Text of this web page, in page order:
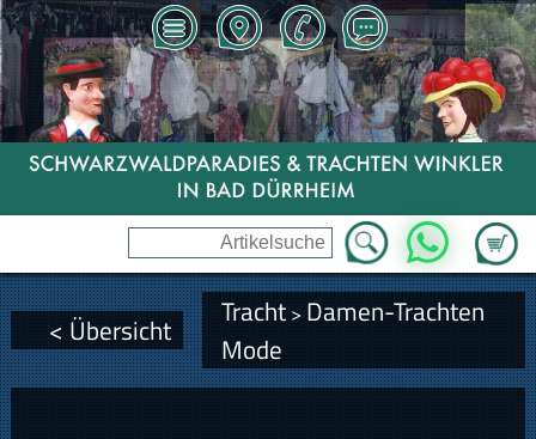
Zum
WhatsApp
< Übersicht Tracht> Damen-Trachten
Mode